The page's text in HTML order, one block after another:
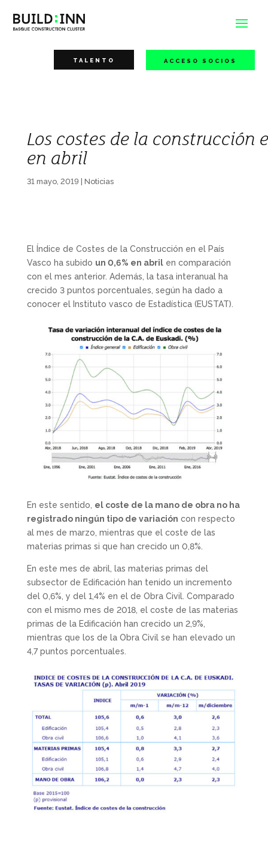
TALENTO ACCESO SOCIOS
Los costes de la construcción
en abril
31 mayo, 2019 Noticias
El Índice de Costes de la Construcción en el País
Vasco ha subido un 0,6% en abrilen comparación
con el mes anterior. Además, la tasa interanual ha
crecido 3 puntos porcentuales, según ha dado a
conocer el Instituto vasco de Estadística (EUSTAT).
En este sentido, el coste de la mano de obra no ha
registrado ningún tipo de variación con respecto
al mes de marzo, mientras que el coste de las
materias primas si que han crecido un 0,8%.
En este mes de abril, las materias primas del
subsector de Edificación han tenido un incremento
del 0,6%, y del 1,4% en el de Obra Civil. Comparado
con el mismo mes de 2018, el coste de las materias
primas de la Edificación han crecido un 2,9%,
mientras que los de la Obra Civil se han elevado un
4,7 puntos porcentuales.